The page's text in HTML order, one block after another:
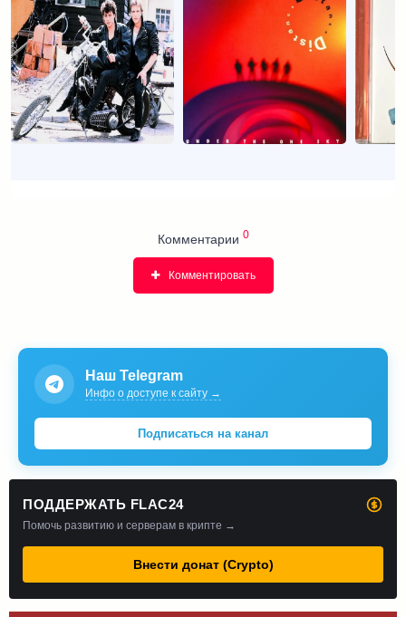
Комментарии 0
Комментировать
Наш Telegram
Инфо о доступе к сайту →
Подписаться на канал
ПОДДЕРЖАТЬ FLAC24
Помочь развитию и серверам в крипте →
Внести донат (Crypto)